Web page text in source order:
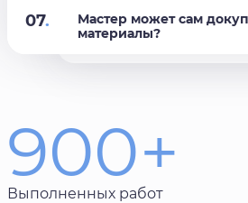
07.
Мастер может сам
материалы?
900+
Выполненных работ